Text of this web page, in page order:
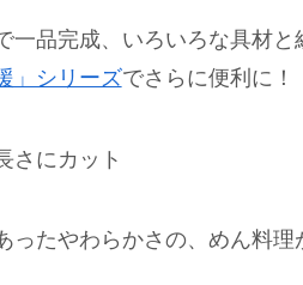
一品完成、いろいろな具材と
」シリーズでさらに便利に！
さにカット
ったやわらかさの、めん料理